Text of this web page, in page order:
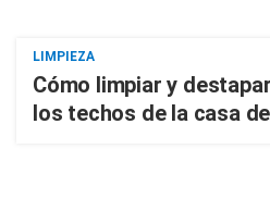
LIMPIEZA
Cómo limpiar y
los techos de la casa